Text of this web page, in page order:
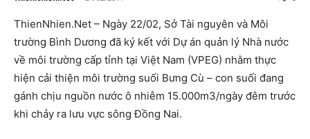
ThienNhien.Net – Ngày 22/02, Sở Tài nguyên và Môi
trường Bình Dương đã ký kết với Dự án quản lý Nhà nước
về môi trường cấp tỉnh tại Việt Nam (VPEG) nhằm thực
hiện cải thiện môi trường suối Bưng Cù – con suối đang
gánh chịu nguồn nước ô nhiễm 15.000m3/ngày đêm trước
khi chảy ra lưu vực sông Đồng Nai.